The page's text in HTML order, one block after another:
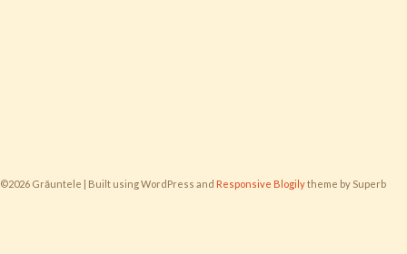
©2026 Grăuntele | Built using WordPress and Responsive Blogilytheme by Superb